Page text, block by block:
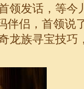
领发话，等今
伴侣，首领说
龙族寻宝技巧